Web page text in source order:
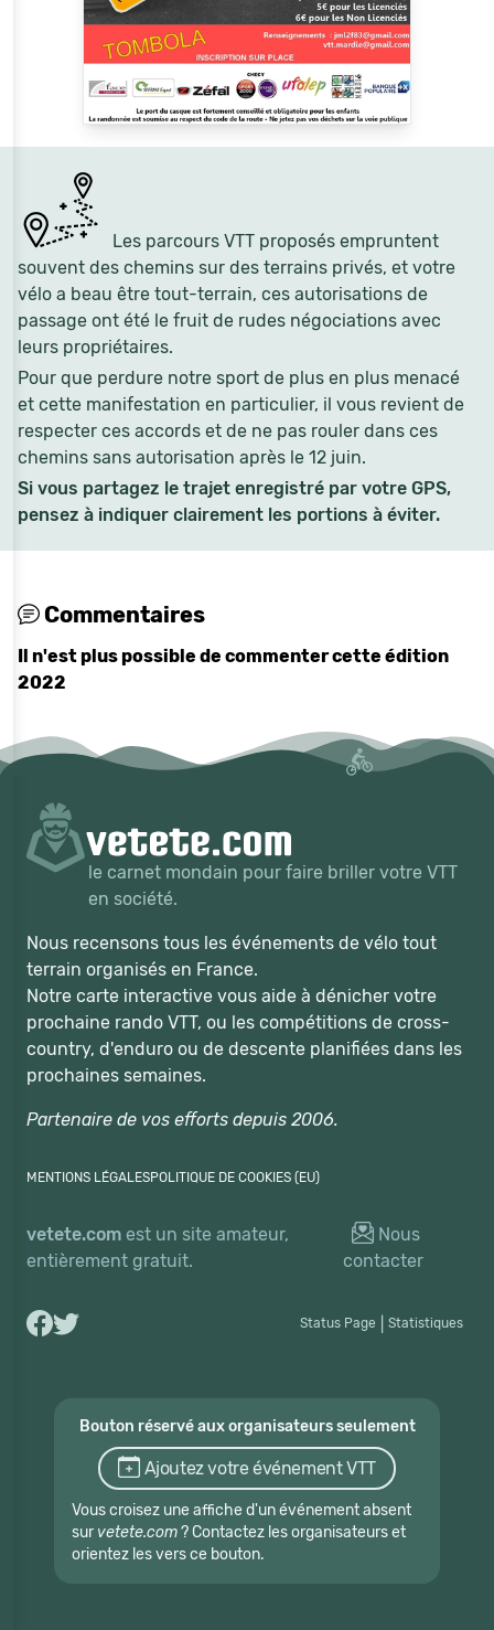
Les parcours VTT proposés empruntent
souvent des chemins sur des terrains privés, et votre
vélo a beau être tout-terrain, ces autorisations de
passage ont été le fruit de rudes négociations avec
leurs propriétaires.
Pour que perdure notre sport de plus en plus menacé
et cette manifestation en particulier, il vous revient de
respecter ces accords et de ne pas rouler dans ces
chemins sans autorisation après le 12 juin.
Si vous partagez le trajet enregistré par votre GPS,
pensez à indiquer clairement les portions à éviter.
Commentaires
Il n'est plus possible de commenter cette édition
2022
le carnet mondain pour faire briller votre VTT
en société.
Nous recensons tous les événements de vélo tout
terrain organisés en France.
Notre carte interactive vous aide à dénicher votre
prochaine rando VTT, ou les compétitions de cross-
country, d'enduro ou de descente planifiées dans les
prochaines semaines.
Partenaire de vos efforts depuis 2006.
MENTIONS LÉGALESPOLITIQUE DE COOKIES (EU)
vetete.com est un site amateur,
entièrement gratuit.
Nous
contacter
Status Page Statistiques
Bouton réservé aux organisateurs seulement
Ajoutez votre événement VTT
Vous croisez une affiche d'un événement absent
sur vetete.com? Contactez les organisateurs et
orientez les vers ce bouton.